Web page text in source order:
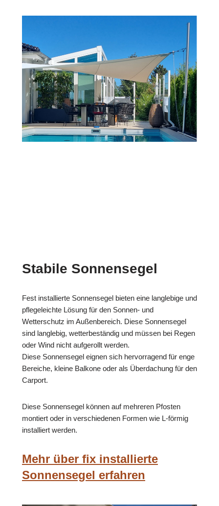
Stabile Sonnensegel
Fest installierte Sonnensegel bieten eine langlebige und
pflegeleichte Lösung für den Sonnen- und
Wetterschutz im Außenbereich. Diese Sonnensegel
sind langlebig, wetterbeständig und müssen bei Regen
oder Wind nicht aufgerollt werden.
Diese Sonnensegel eignen sich hervorragend für enge
Bereiche, kleine Balkone oder als Überdachung für den
Carport.
Diese Sonnensegel können auf mehreren Pfosten
montiert oder in verschiedenen Formen wie L-förmig
installiert werden.
Mehr über fix installierte
Sonnensegel erfahren